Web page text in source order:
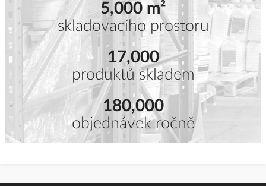
5,000 m²
skladovacího prostoru
17,000
produktů skladem
180,000
objednávek ročně